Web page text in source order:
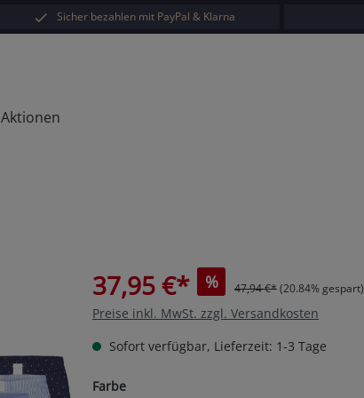
Sicher bezahlen mit PayPal & Klarna
Aktionen
37,95 €* % 47,94 €*(20.84% gespart)
Preise inkl. MwSt. zzgl. Versandkosten
Sofort verfügbar, Lieferzeit: 1-3 Tage
Farbeauswählen